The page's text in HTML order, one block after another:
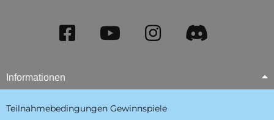
Informationen
Teilnahmebedingungen Gewinnspiele